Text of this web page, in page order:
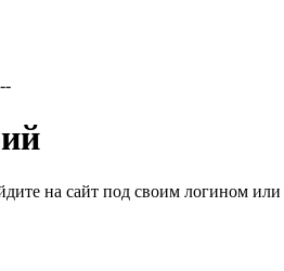
на сайт под своим логином или